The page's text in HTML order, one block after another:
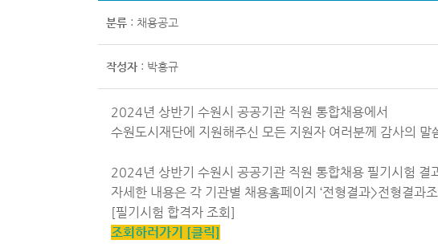
분류 : 채용공고
작성자 : 박홍규
2024년 상반기 수원시 공공기관 직원 통합채용에서
수원도시재단에 지원해주신 모든 지원자 여러분께 감사의 말
2024년 상반기 수원시 공공기관 직원 통합채용 필기시험 결
자세한 내용은 각 기관별 채용홈페이지 ‘전형결과>전형결과
[필기시험 합격자 조회]
조회하러가기 [클릭]